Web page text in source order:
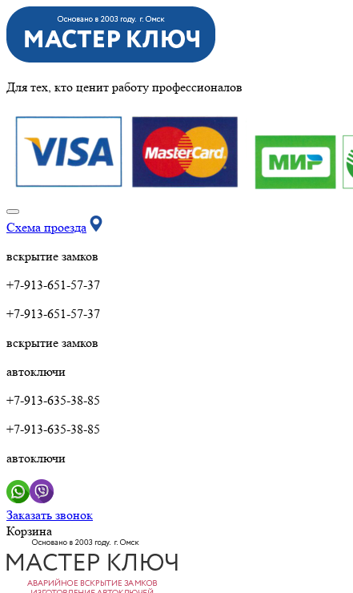
Для тех, кто ценит работу профессионалов
Схема проезда
вскрытие замков
+7-913-651-57-37
+7-913-651-57-37
вскрытие замков
автоключи
+7-913-635-38-85
+7-913-635-38-85
автоключи
Заказать звонок
Корзина